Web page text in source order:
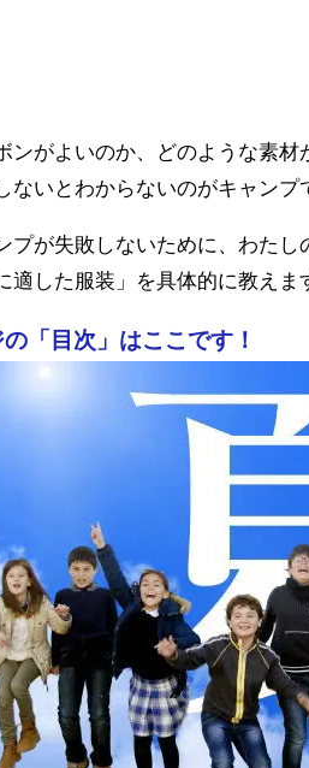
ンがよいのか、どのような素
ないとわからないのがキャンプ
プが失敗しないために、わたし
適した服装」を具体的に教えま
「目次」はここです！